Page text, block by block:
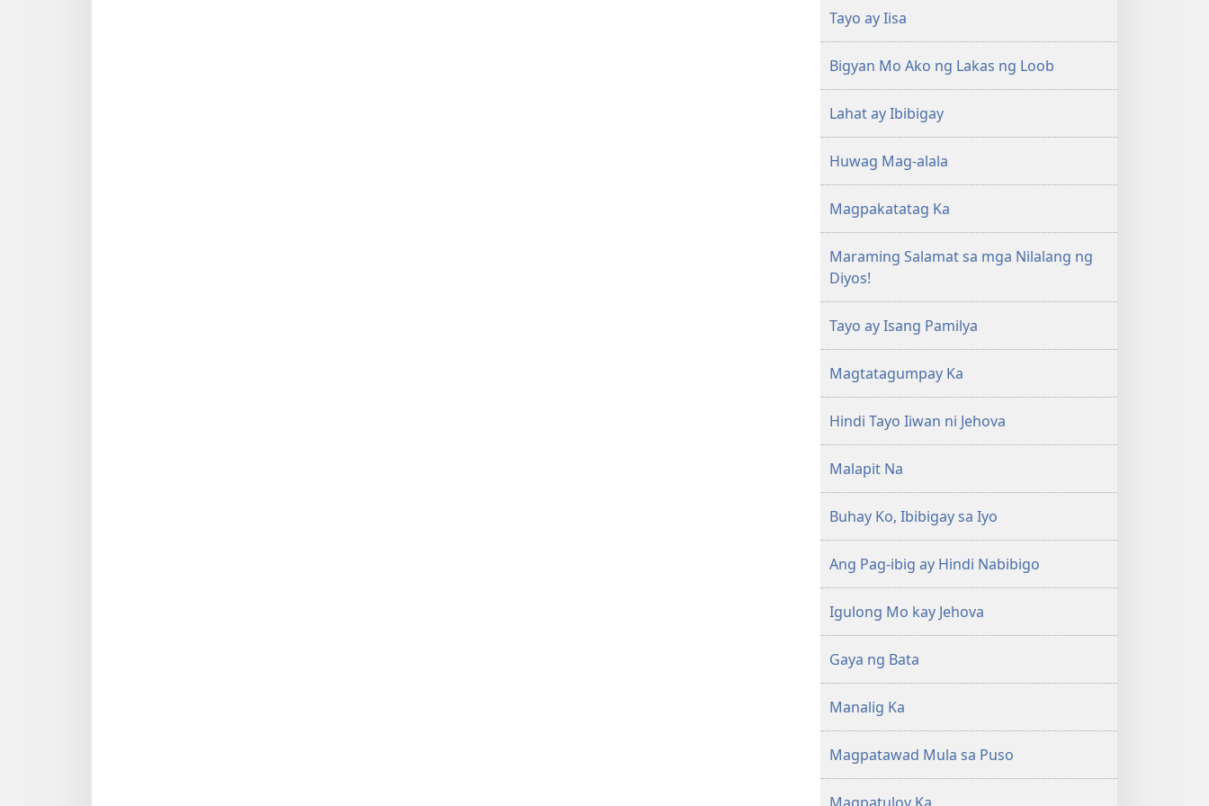
Tayo ay Iisa
Bigyan Mo Ako ng Lakas ng Loob
Lahat ay Ibibigay
Huwag Mag-alala
Magpakatatag Ka
Maraming Salamat sa mga Nilalang ng
Diyos!
Tayo ay Isang Pamilya
Magtatagumpay Ka
Hindi Tayo Iiwan ni Jehova
Malapit Na
Buhay Ko, Ibibigay sa Iyo
Ang Pag-ibig ay Hindi Nabibigo
Igulong Mo kay Jehova
Gaya ng Bata
Manalig Ka
Magpatawad Mula sa Puso